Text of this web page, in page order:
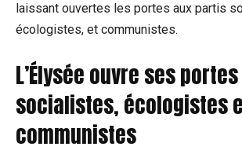
laissant ouvertes les portes aux partis
écologistes, et communistes.
L’Élysée ouvre ses
socialistes, écologistes
communistes